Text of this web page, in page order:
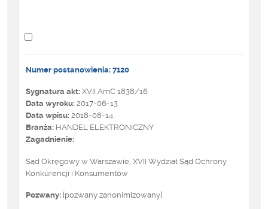
Numer postanowienia: 7120
Sygnatura akt: XVII AmC 1838/16
Data wyroku: 2017-06-13
Data wpisu: 2018-08-14
Branża: HANDEL ELEKTRONICZNY
Zagadnienie:
Sąd Okręgowy w Warszawie, XVII Wydział Sąd Ochrony
Konkurencji i Konsumentów
Pozwany: [pozwany zanonimizowany]